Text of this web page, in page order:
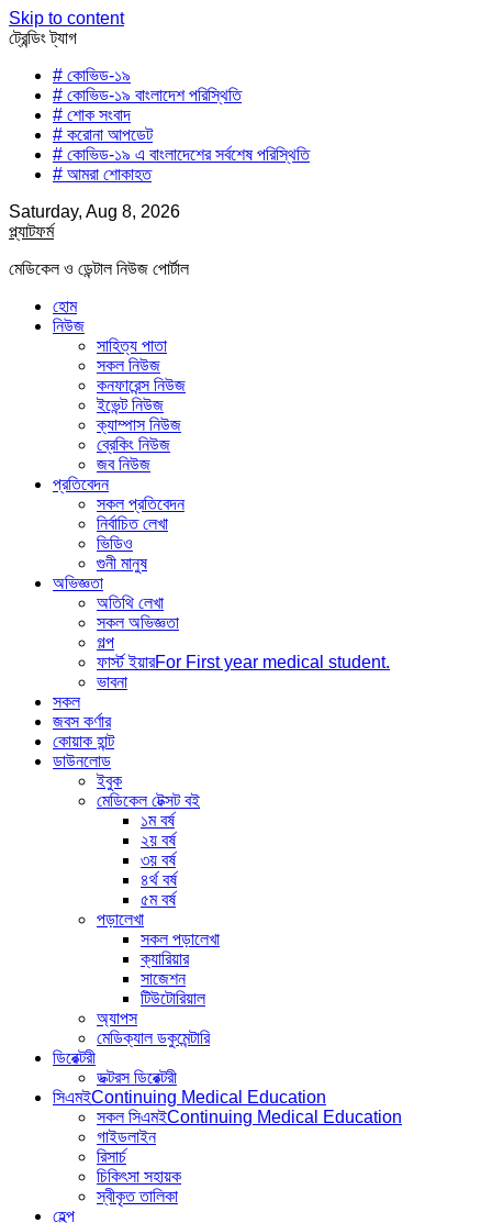
Skip to content
ট্রেন্ডিং ট্যাগ
# কোভিড-১৯
# কোভিড-১৯ বাংলাদেশ পরিস্থিতি
# শোক সংবাদ
# করোনা আপডেট
# কোভিড-১৯ এ বাংলাদেশের সর্বশেষ পরিস্থিতি
# আমরা শোকাহত
Saturday, Aug 8, 2026
প্ল্যাটফর্ম
মেডিকেল ও ডেন্টাল নিউজ পোর্টাল
হোম
নিউজ
সাহিত্য পাতা
সকল নিউজ
কনফারেন্স নিউজ
ইভেন্ট নিউজ
ক্যাম্পাস নিউজ
ব্রেকিং নিউজ
জব নিউজ
প্রতিবেদন
সকল প্রতিবেদন
নির্বাচিত লেখা
ভিডিও
গুনী মানুষ
অভিজ্ঞতা
অতিথি লেখা
সকল অভিজ্ঞতা
গল্প
ফার্স্ট ইয়ারFor First year medical student.
ভাবনা
সকল
জবস কর্ণার
কোয়াক হান্ট
ডাউনলোড
ইবুক
মেডিকেল টেক্সট বই
১ম বর্ষ
২য় বর্ষ
৩য় বর্ষ
৪র্থ বর্ষ
৫ম বর্ষ
পড়ালেখা
সকল পড়ালেখা
ক্যারিয়ার
সাজেশন
টিউটোরিয়াল
অ্যাপস
মেডিক্যাল ডকুমেন্টারি
ডিরেক্টরী
ডক্টরস ডিরেক্টরী
সিএমইContinuing Medical Education
সকল সিএমইContinuing Medical Education
গাইডলাইন
রিসার্চ
চিকিৎসা সহায়ক
স্বীকৃত তালিকা
হেল্প